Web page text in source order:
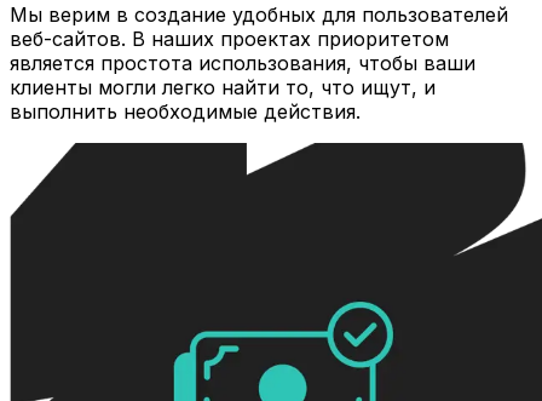
Мы верим в создание удобных для пользователей
веб-сайтов. В наших проектах приоритетом
является простота использования, чтобы ваши
клиенты могли легко найти то, что ищут, и
выполнить необходимые действия.